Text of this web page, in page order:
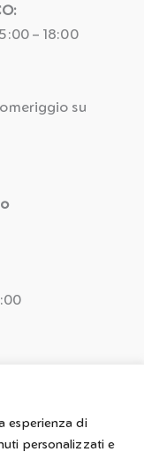
esperienza di
personalizzati e
– 18:00
su
622